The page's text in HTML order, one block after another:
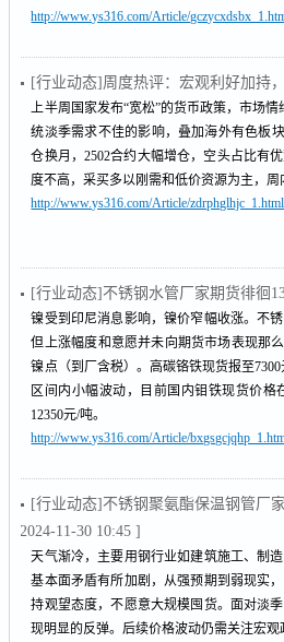
http://www.ys316.com/Article/
[行业动态]周度热评：宏观利好加持
上半周国家发布“宽松”的货币政策，市场
统淡季需求不佳的影响，叠加海外有色板
仓换月，2502合约大幅增仓，空头占比有
度不高，采买多以刚需和低价资源为主，
http://www.ys316.com/Article/zdrphglhjc_1.html
[行业动态]不锈钢水管厂家期货徘徊
镍受到印尼消息影响，镍价窄幅收涨。不
但上涨幅度和意愿并未向期货市场表现那
镍点（到厂含税）。高碳铬铁现货报至
区间内小幅波动，目前国内钼铁现货价格
12350元/吨。
http://www.ys316.com/Article/
[行业动态]不锈钢聚氨酯保温钢管厂
2024-11-30 10:45 ]
天气渐冷，主要用钢行业如建筑施工、制
基本面矛盾有所加剧，从强预期到弱现实，
持观望态度，不愿意大规模囤货。面对淡
现明显的反弹。后续价格波动仍需关注宏观